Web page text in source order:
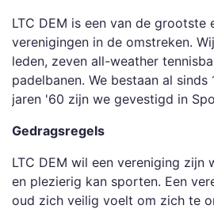
LTC DEM is een van de grootste
verenigingen in de omstreken.
leden, zeven all-weather
padelbanen. We bestaan al
jaren '60 zijn we gevestigd in
Gedragsregels
LTC DEM wil een vereniging zijn
en plezierig kan sporten. Een
oud zich veilig voelt om zich te